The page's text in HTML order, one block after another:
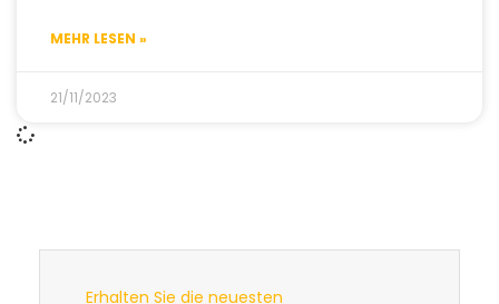
MEHR LESEN »
21/11/2023
Erhalten Sie die neuesten